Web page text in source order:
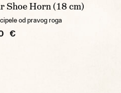
Shoe Horn (18 cm)
od pravog roga
€